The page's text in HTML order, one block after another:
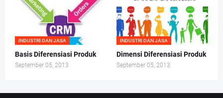
INDUSTRI DAN JASA
Basis Diferensiasi Produk
September 05, 2013
INDUSTRI DAN JASA
Dimensi Diferensiasi Produk
September 05, 2013